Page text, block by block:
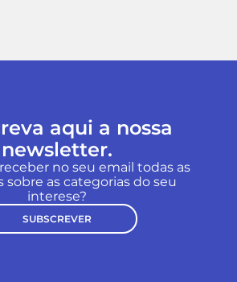
aqui a nossa
newsletter.
no seu email todas as
sobre as categorias do seu
interese?
SUBSCREVER